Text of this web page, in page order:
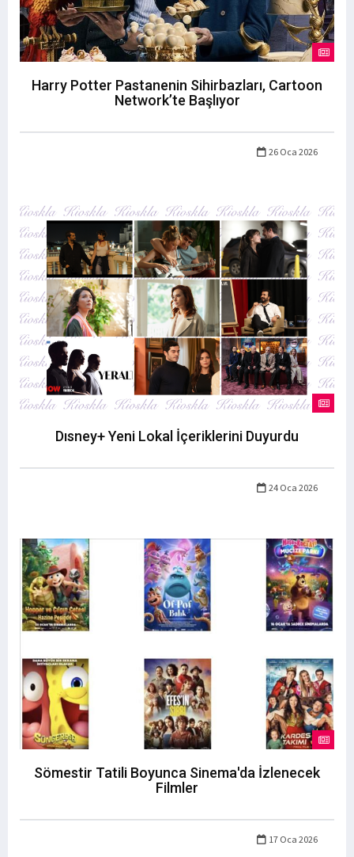
Harry Potter Pastanenin Sihirbazları, Cartoon
Network’te Başlıyor
26 Oca 2026
Dısney+ Yeni Lokal İçeriklerini Duyurdu
24 Oca 2026
Sömestir Tatili Boyunca Sinema'da İzlenecek
Filmler
17 Oca 2026